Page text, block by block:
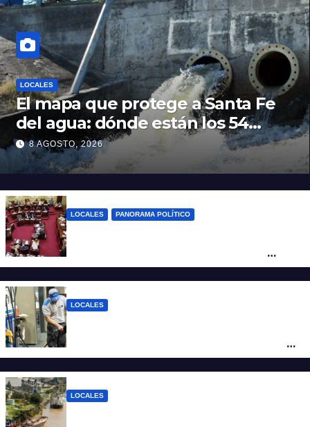
LOCALES
El mapa que protege a Santa Fe
del agua: dónde están los 54
puntos de bombeo
8 AGOSTO, 2026
LOCALES PANORAMA POLÍTICO
Santa Fe
LOCALES
ciudad de Santa Fe: la nafta súper superó
los $2.100 y llenar el tanque cuesta más
LOCALES